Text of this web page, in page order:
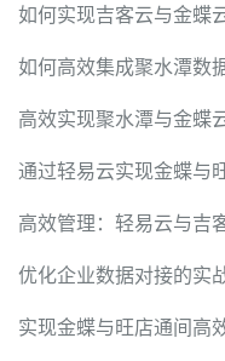
如何实现吉客云与金蝶
如何高效集成聚水潭数
高效实现聚水潭与金蝶
通过轻易云实现金蝶与
高效管理：轻易云与吉
实现金蝶与旺店通间高